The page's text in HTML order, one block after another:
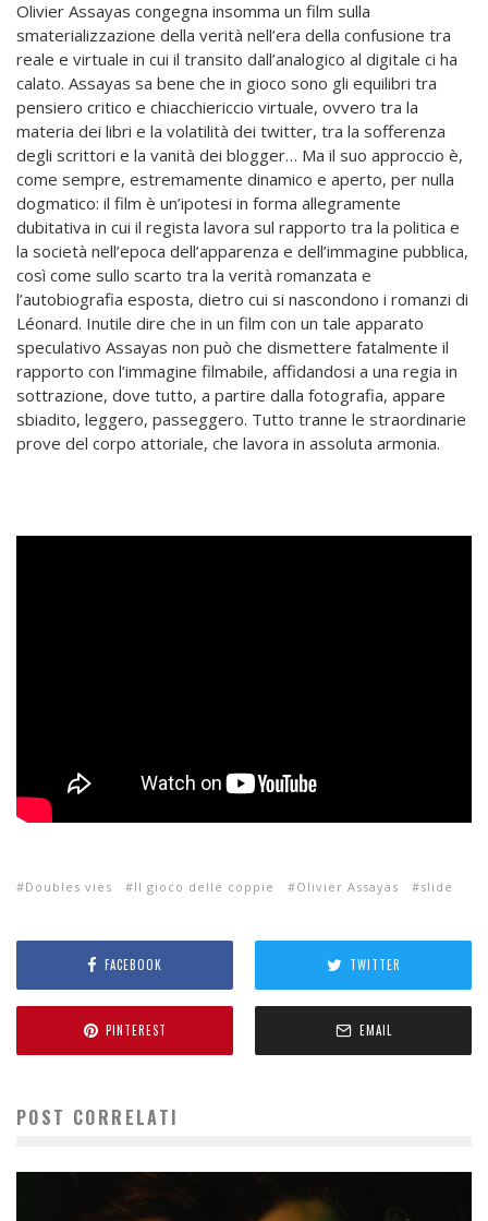
Olivier Assayas congegna insomma un film sulla
smaterializzazione della verità nell’era della confusione tra
reale e virtuale in cui il transito dall’analogico al digitale ci ha
calato. Assayas sa bene che in gioco sono gli equilibri tra
pensiero critico e chiacchiericcio virtuale, ovvero tra la
materia dei libri e la volatilità dei twitter, tra la sofferenza
degli scrittori e la vanità dei blogger… Ma il suo approccio è,
come sempre, estremamente dinamico e aperto, per nulla
dogmatico: il film è un’ipotesi in forma allegramente
dubitativa in cui il regista lavora sul rapporto tra la politica e
la società nell’epoca dell’apparenza e dell’immagine pubblica,
così come sullo scarto tra la verità romanzata e
l’autobiografia esposta, dietro cui si nascondono i romanzi di
Léonard. Inutile dire che in un film con un tale apparato
speculativo Assayas non può che dismettere fatalmente il
rapporto con l’immagine filmabile, affidandosi a una regia in
sottrazione, dove tutto, a partire dalla fotografia, appare
sbiadito, leggero, passeggero. Tutto tranne le straordinarie
prove del corpo attoriale, che lavora in assoluta armonia.
Doubles vies Il gioco delle coppie Olivier Assayas slide
FACEBOOK TWITTER
PINTEREST EMAIL
POST CORRELATI